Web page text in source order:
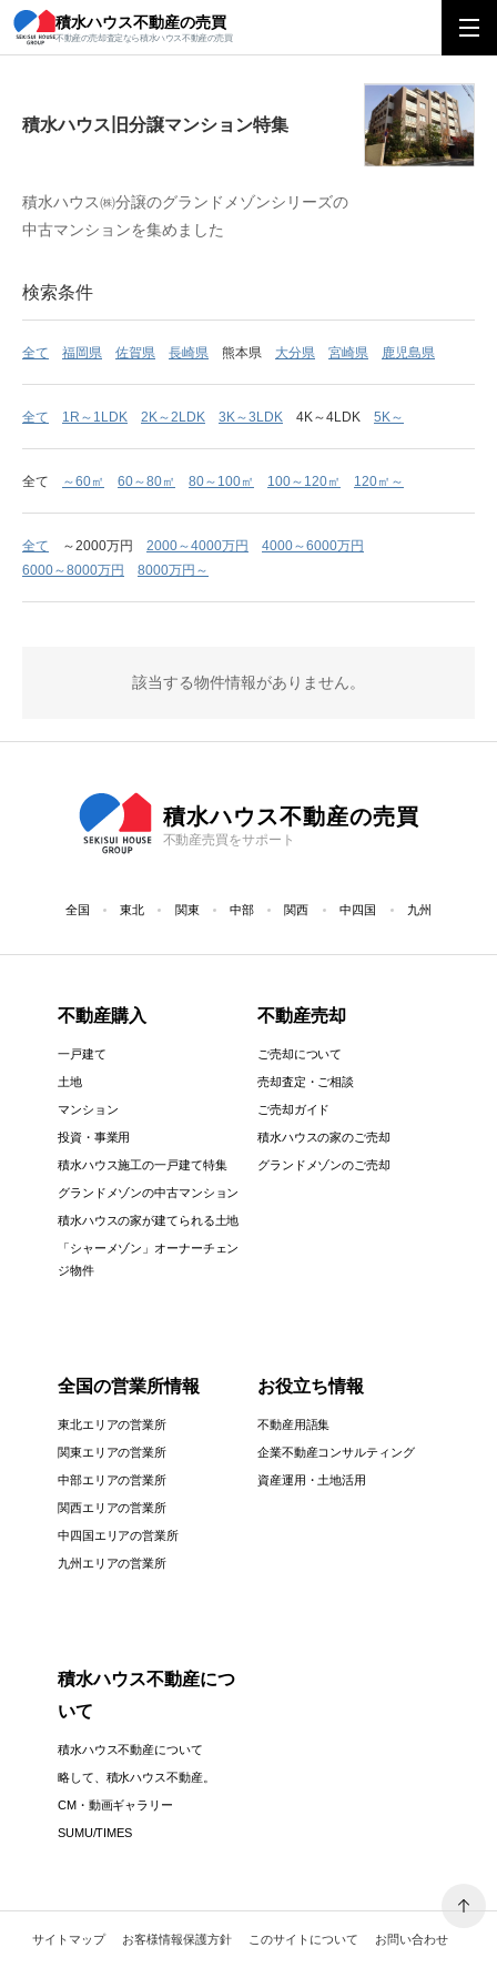
積水ハウス不動産の売買
不動産の売却査定なら積水ハウス不動産の売買
積水ハウス旧分譲マンション特集
積水ハウス旧分譲マンション特集
積水ハウス㈱分譲のグランドメゾンシリーズの
中古マンションを集めました
検索条件
全て 福岡県 佐賀県 長崎県 熊本県 大分県 宮崎県 鹿児島県
全て 1R～1LDK 2K～2LDK 3K～3LDK 4K～4LDK 5K～
全て ～60㎡ 60～80㎡ 80～100㎡ 100～120㎡ 120㎡～
全て ～2000万円 2000～4000万円
4000～6000万円
6000～8000万円
8000万円～
該当する物件情報がありません。
積水ハウス不動産の売買
不動産売買をサポート
全国 東北 関東 中部 関西 中四国 九州
不動産購入
一戸建て
土地
マンション
投資・事業用
積水ハウス施工の一戸建て特集
グランドメゾンの中古マンション
積水ハウスの家が建てられる土地
「シャーメゾン」オーナーチェン
ジ物件
不動産売却
ご売却について
売却査定・ご相談
ご売却ガイド
積水ハウスの家のご売却
グランドメゾンのご売却
全国の営業所情報
東北エリアの営業所
関東エリアの営業所
中部エリアの営業所
関西エリアの営業所
中四国エリアの営業所
九州エリアの営業所
お役立ち情報
不動産用語集
企業不動産コンサルティング
資産運用・土地活用
積水ハウス不動産につ
いて
積水ハウス不動産について
略して、積水ハウス不動産。
CM・動画ギャラリー
SUMU/TIMES
サイトマップ お客様情報保護方針 このサイトについて お問い合わせ